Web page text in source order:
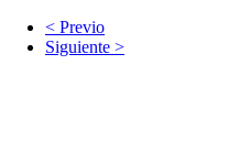
< Previo
Siguiente >